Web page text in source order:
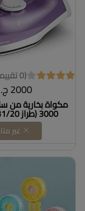
(0 تقييمات)
2000 ج.م
for import
غير